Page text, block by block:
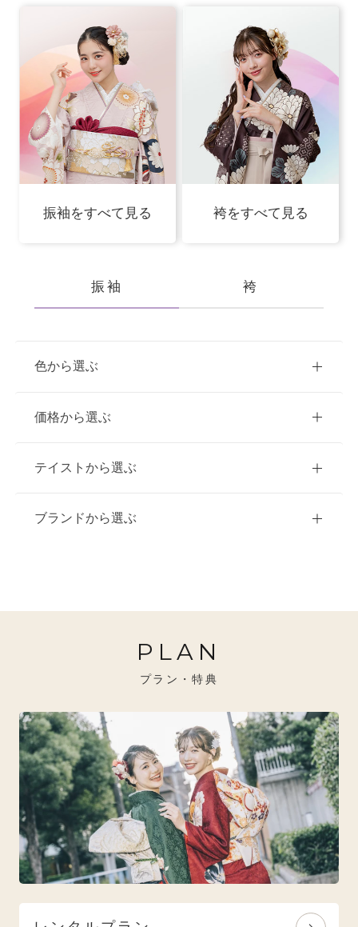
振袖をすべて見る 袴をすべて見る
振袖 袴
色から選ぶ
赤
価格から選ぶ
ご購入
10万円台以下
20万円～26万円未満
26万円～31万円未満
テイストから選ぶ
クラシック
クール
ナチュラル
ブランドから選ぶ
イエベ秋におすすめ
ブルべ夏におすすめ
ブルべ冬におすすめ
特選技法
オリジナルブランド
人気モデルブランド
PLAN
プラン・特典